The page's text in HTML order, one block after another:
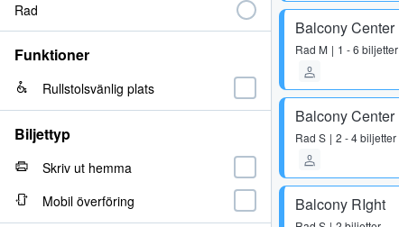
Balcony Center
Rad M 1 - 6 biljetter
Balcony Center
Rad S 2 - 4 biljetter
Balcony RIght
Rad
Funktioner
Rullstolsvänlig plats
Biljettyp
Skriv ut hemma
Mobil överföring